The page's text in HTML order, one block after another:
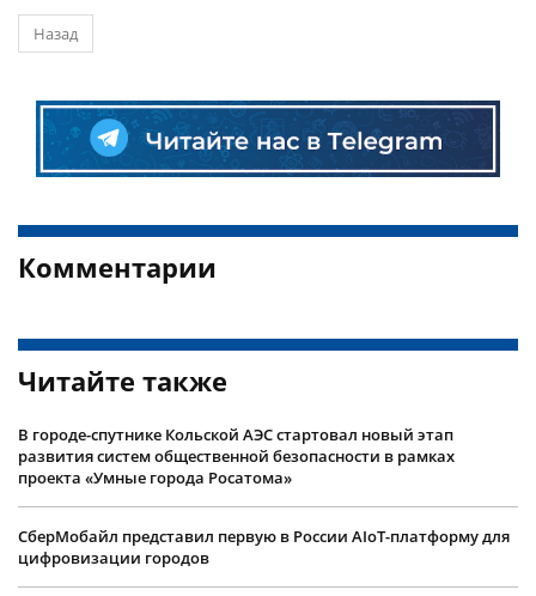
Назад
Комментарии
Читайте также
В городе-спутнике Кольской АЭС стартовал новый этап
развития систем общественной безопасности в рамках
проекта «Умные города Росатома»
СберМобайл представил первую в России AIoT-платформу для
цифровизации городов